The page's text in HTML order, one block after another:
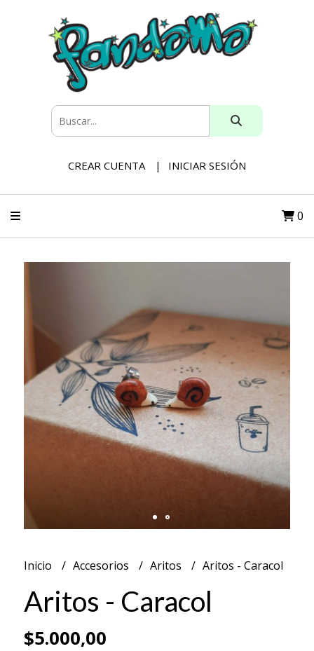
CREAR CUENTA INICIAR SESIÓN
0
Inicio Accesorios Aritos Aritos - Caracol
Aritos - Caracol
$5.000,00